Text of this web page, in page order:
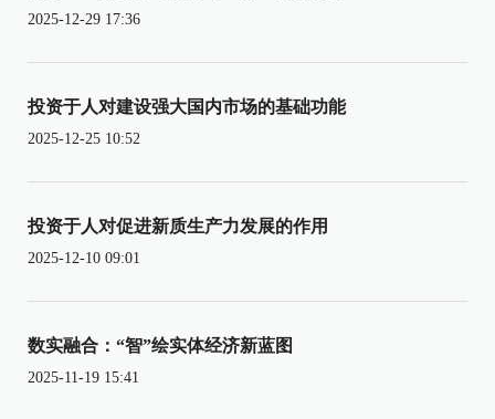
2025-12-29 17:36
投资于人对建设强大国内市场的基础功能
2025-12-25 10:52
投资于人对促进新质生产力发展的作用
2025-12-10 09:01
数实融合：“智”绘实体经济新蓝图
2025-11-19 15:41